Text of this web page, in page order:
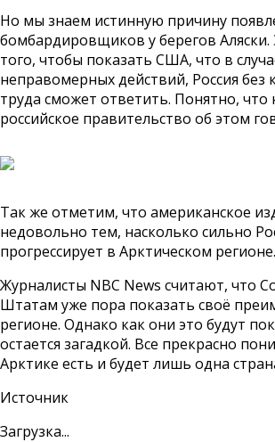
Но мы знаем истинную причину
бомбардировщиков у берегов Аляски.
того, чтобы показать США, что в
неправомерных действий, Россия без
труда сможет ответить. Понятно,
российское правительство об этом
Так же отметим, что американское
недовольно тем, насколько сильно
прогрессирует в Арктическом регионе.
Журналисты NBC News считают, что
Штатам уже пора показать своё
регионе. Однако как они это будут
остается загадкой. Все прекрасно
Арктике есть и будет лишь одна
Источник
Загрузка...